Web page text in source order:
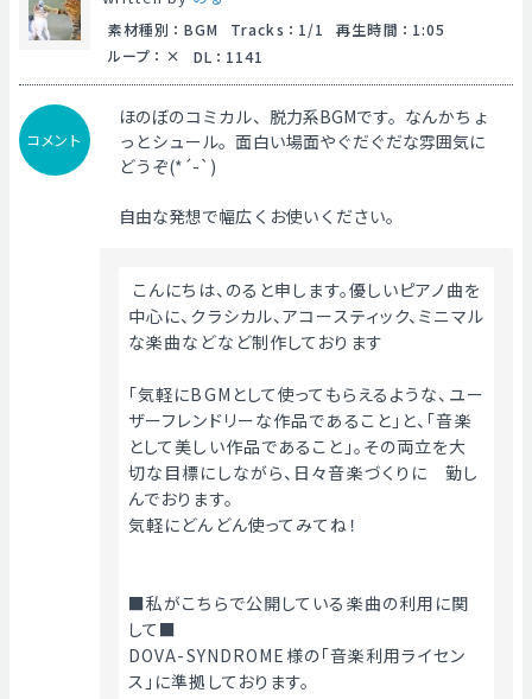
素材種別 ： BGM Tracks ： 1/1 再生時間 ： 1:05
ループ ： DL ： 1141
コメント
ほのぼのコミカル、脱力系BGMです。なんかちょ
っとシュール。面白い場面やぐだぐだな雰囲気に
どうぞ(*´-`)
自由な発想で幅広くお使いください。
中心に、クラシカル、アコースティック、ミニマル
な楽曲などなど制作しております
「気軽にBGMとして使ってもらえるような、ユー
ザーフレンドリーな作品であること」と、「音楽
として美しい作品であること」。その両立を大
切な目標にしながら、日々音楽づくりに　勤し
んでおります。
気軽にどんどん使ってみてね！
■私がこちらで公開している楽曲の利用に関
して■
DOVA-SYNDROME様の「音楽利用ライセン
ス」に準拠しております。